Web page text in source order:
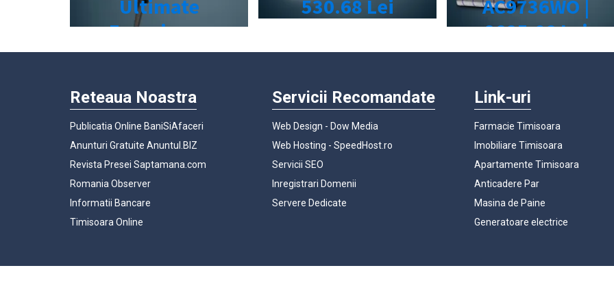
Reteaua Noastra
Publicatia Online BaniSiAfaceri
Anunturi Gratuite Anuntul.BIZ
Revista Presei Saptamana.com
Romania Observer
Informatii Bancare
Timisoara Online
Servicii Recomandate
Web Design - Dow Media
Web Hosting - SpeedHost.ro
Servicii SEO
Inregistrari Domenii
Servere Dedicate
Link-uri
Farmacie Timisoara
Imobiliare Timisoara
Apartamente Timisoara
Anticadere Par
Masina de Paine
Generatoare electrice